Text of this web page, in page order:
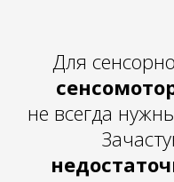
Для
не всегда